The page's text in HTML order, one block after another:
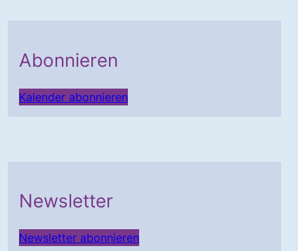
Abonnieren
Kalender abonnieren
Newsletter
Newsletter abonnieren